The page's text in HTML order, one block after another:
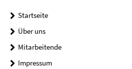
Startseite
Über uns
Mitarbeitende
Impressum